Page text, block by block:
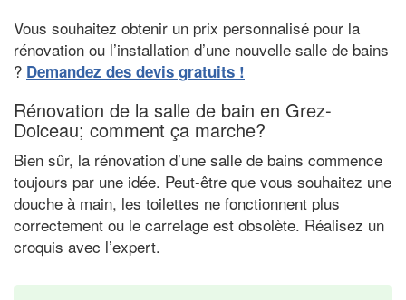
Vous souhaitez obtenir un prix personnalisé pour la
rénovation ou l’installation d’une nouvelle salle de bains
? Demandez des devis gratuits !
Rénovation de la salle de bain en Grez-
Doiceau; comment ça marche?
Bien sûr, la rénovation d’une salle de bains commence
toujours par une idée. Peut-être que vous souhaitez une
douche à main, les toilettes ne fonctionnent plus
correctement ou le carrelage est obsolète. Réalisez un
croquis avec l’expert.